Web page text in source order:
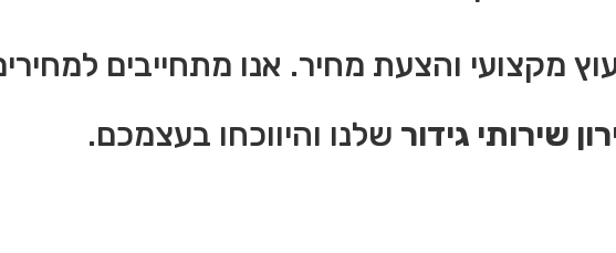
מקצועי והצעת מחיר. אנו מתחייבים
שירותי גידור שלנו והיווכחו בעצמכם.